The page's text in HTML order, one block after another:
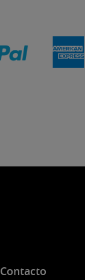
Contacto